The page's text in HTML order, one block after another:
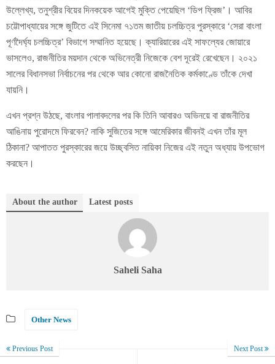
উল্লেখ্য, তনুশ্রীর বিয়ের দিনকয়েক আগেই মুক্তি পেয়েছিল ‘ডিপ ফ্রিজ’। আবির
চট্টোপাধ্যায়ের সঙ্গে জুটিতে এই সিনেমা ৭১তম জাতীয় চলচ্চিত্র পুরস্কারে ‘সেরা বাংলা
পূর্ণদৈর্ঘ্য চলচ্চিত্র’ বিভাগে সম্মানিত হয়েছে। ক্যারিয়ারের এই সাফল্যের জোয়ারে
ভাসলেও, রাজনীতির ময়দান থেকে অভিনেত্রী নিজেকে বেশ দূরেই রেখেছেন। ২০২১
সালের বিধানসভা নির্বাচনের পর থেকে আর কোনো রাজনৈতিক কর্মকাণ্ডে তাঁকে দেখা
যায়নি।
এখন প্রশ্ন উঠছে, বাংলার পালাবদলের পর কি তিনি আবারও অভিনয়ে বা রাজনীতির
আঙিনায় পুরোদমে ফিরবেন? নাকি সুজিতের সঙ্গে আমেরিকার জীবনই এখন তাঁর মূল
ঠিকানা? আপাতত পুরস্কারের জয়ে উচ্ছ্বসিত নায়িকা নিজের এই নতুন অধ্যায় উপভোগ
করছেন।
About the author Latest posts
Saheli Saha
Other News
Previous Post Next Post